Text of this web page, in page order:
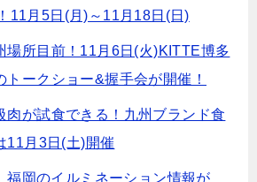
11月5日(月)～11月18日(日)
場所目前！11月6日(火)KITTE博多
トークショー&握手会が開催！
肉が試食できる！九州ブランド食
11月3日(土)開催
福岡のイルミネーション情報が